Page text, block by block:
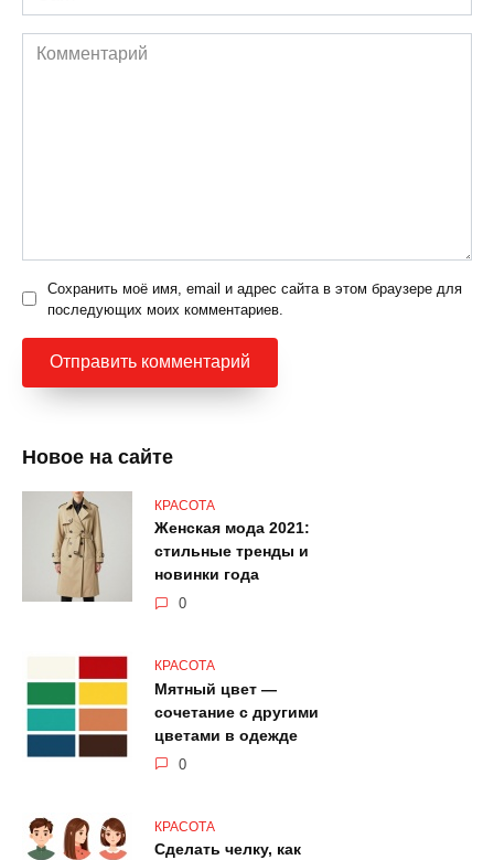
Комментарий
Сохранить моё имя, email и адрес сайта в этом браузере для
последующих моих комментариев.
Новое на сайте
КРАСОТА
Женская мода 2021:
стильные тренды и
новинки года
0
КРАСОТА
Мятный цвет —
сочетание с другими
цветами в одежде
0
КРАСОТА
Сделать челку, как